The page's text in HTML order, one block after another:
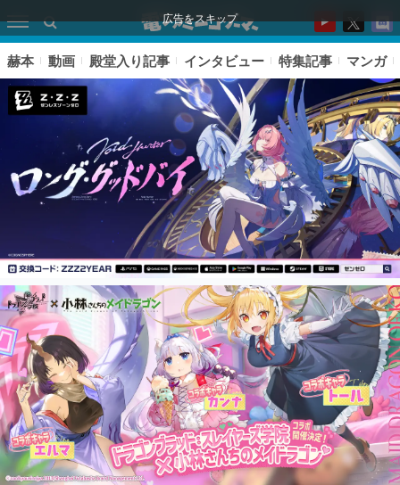
広告をスキップ
ピックアップ
電ファミのいま読まれている記事ランキング
アプリセール情報
インタビュー
連載・特集一覧
赫本 動画 殿堂入り記事 インタビュー 特集記事 マンガ